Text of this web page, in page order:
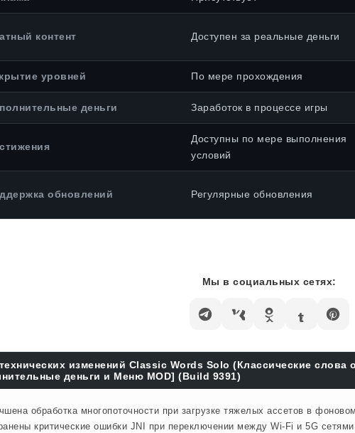
контент Доступен за реальные деньги
уровней По мере прохождения
деньги Заработок в процессе игры
Доступны по мере выполнения
условий
обновлений Регулярные обновления
Мы в социальных сетях:
изменений Classic Words Solo (Классические
деньги и Меню MOD] (Build 9391)
обработка многопоточности при загрузке тяжелых ассетов в
критические ошибки JNI при переключении между Wi-Fi и 5G